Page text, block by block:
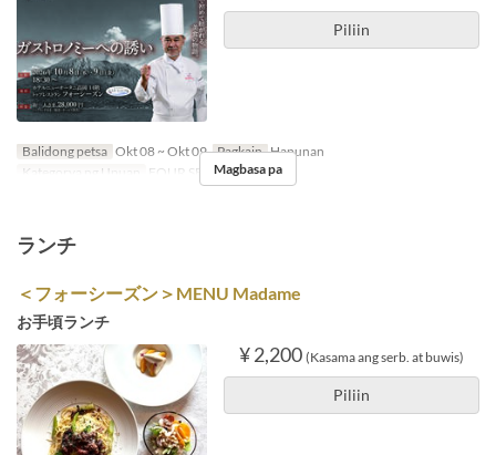
Piliin
Balidong petsa Okt 08 ~ Okt 09 Pagkain Hapunan
Kategorya ng Upuan
FOUR SEASONMagbasa pa
ランチ
＜フォーシーズン＞MENU Madame
お手頃ランチ
¥ 2,200 (Kasama ang serb. at buwis)
Piliin